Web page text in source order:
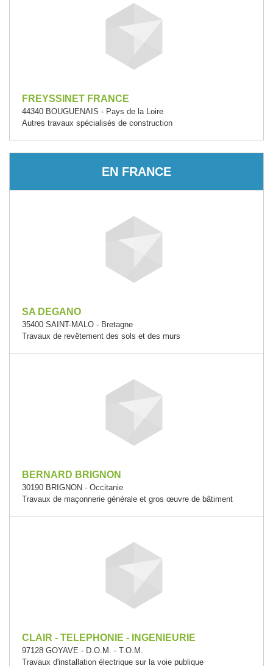
FREYSSINET FRANCE
44340 BOUGUENAIS - Pays de la Loire
Autres travaux spécialisés de construction
EN FRANCE
SA DEGANO
35400 SAINT-MALO - Bretagne
Travaux de revêtement des sols et des murs
BERNARD BRIGNON
30190 BRIGNON - Occitanie
Travaux de maçonnerie générale et gros œuvre de bâtiment
CLAIR - TELEPHONIE - INGENIEURIE
97128 GOYAVE - D.O.M. - T.O.M.
Travaux d'installation électrique sur la voie publique